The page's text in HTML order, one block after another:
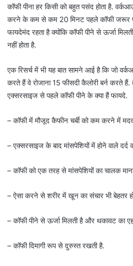
कॉफी पीना हर किसी को बहुत पसंद होता है.
करने के कम से कम 20 मिनट पहले कॉफी जरूर
फायदेमंद रहता है क्योंकि कॉफी पीने से ऊर्जा
नहीं होता है.
एक रिसर्च में भी यह बात सामने आई है कि जो
करते हैं वे रोजाना 15 फीसदी कैलोरी बर्न करते
एक्सरसाइज से पहले कॉफी पीने के क्या हैं फायदे.
– कॉफी में मौजूद कैफीन चर्बी को कम करने में
– एक्सरसाइज के बाद मांसपेशियों में होने वाले
– कॉफी को एक तरह से मांसपेशियों का चालक
– ऐसा करने से शरीर में खून का संचार भी बेहतर
– कॉफी पीने से ऊर्जा मिलती है और थकावट का
– कॉफी दिमागी रूप से दुरुस्त रखती है.